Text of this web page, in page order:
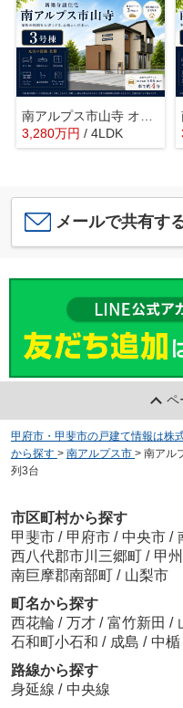
南アルプス市山寺 オール電化新築全3棟 3号棟 長期優良住宅
3,280万円 / 4LDK
メールで共有す
ペ
甲府市・甲斐市の戸建て情報は株
から探す > 南アルプス市 > 南アル
列3台
市区町村から探す
甲斐市 / 甲府市 / 中央市 /
西八代郡市川三郷町 / 甲
南巨摩郡南部町 / 山梨市
町名から探す
西花輪 / 万才 / 富竹新田 /
石和町小石和 / 成島 / 中楯
路線から探す
身延線 / 中央線